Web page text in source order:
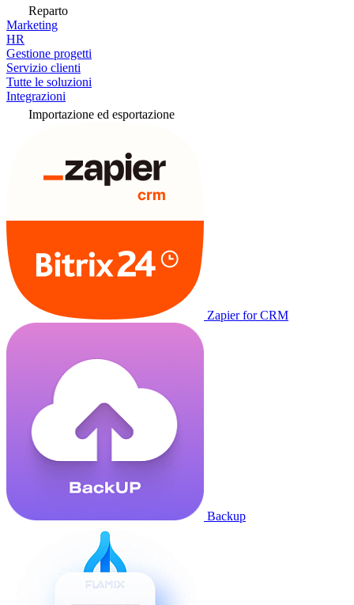
Reparto
Marketing
HR
Gestione progetti
Servizio clienti
Tutte le soluzioni
Integrazioni
Importazione ed esportazione
Zapier for CRM
Backup